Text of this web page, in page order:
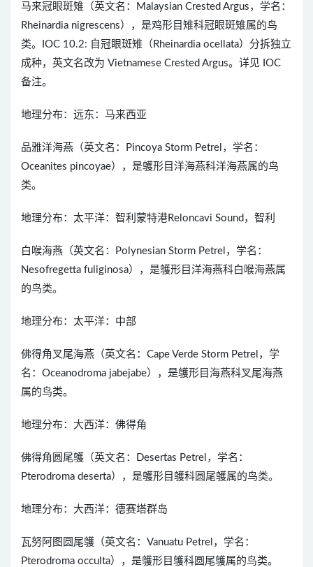
马来冠眼斑雉（英文名：Malaysian Crested Argus，学名：
Rheinardia nigrescens），是鸡形目雉科冠眼斑雉属的鸟
类。IOC 10.2: 自冠眼斑雉（Rheinardia ocellata）分拆独立
成种，英文名改为 Vietnamese Crested Argus。详见 IOC
备注。
地理分布：远东：马来西亚
品雅洋海燕（英文名：Pincoya Storm Petrel，学名：
Oceanites pincoyae），是鹱形目洋海燕科洋海燕属的鸟
类。
地理分布：太平洋：智利蒙特港Reloncavi Sound，智利
白喉海燕（英文名：Polynesian Storm Petrel，学名：
Nesofregetta fuliginosa），是鹱形目洋海燕科白喉海燕属
的鸟类。
地理分布：太平洋：中部
佛得角叉尾海燕（英文名：Cape Verde Storm Petrel，学
名：Oceanodroma jabejabe），是鹱形目海燕科叉尾海燕
属的鸟类。
地理分布：大西洋：佛得角
佛得角圆尾鹱（英文名：Desertas Petrel，学名：
Pterodroma deserta），是鹱形目鹱科圆尾鹱属的鸟类。
地理分布：大西洋：德赛塔群岛
瓦努阿图圆尾鹱（英文名：Vanuatu Petrel，学名：
Pterodroma occulta），是鹱形目鹱科圆尾鹱属的鸟类。